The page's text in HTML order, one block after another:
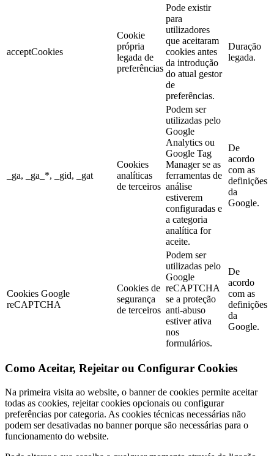
acceptCookies
Cookie
própria
legada de
preferências
Pode existir
para
utilizadores
que aceitaram
cookies antes
da introdução
do atual gestor
de
preferências.
Duração
legada.
_ga, _ga_*, _gid, _gat
Cookies
analíticas
de terceiros
Podem ser
utilizadas pelo
Google
Analytics ou
Google Tag
Manager se as
ferramentas de
análise
estiverem
configuradas e
a categoria
analítica for
aceite.
De
acordo
com as
definições
da
Google.
Cookies Google
reCAPTCHA
Cookies de
segurança
de terceiros
Podem ser
utilizadas pelo
Google
reCAPTCHA
se a proteção
anti-abuso
estiver ativa
nos
formulários.
De
acordo
com as
definições
da
Google.
Como Aceitar, Rejeitar ou Configurar Cookies
Na primeira visita ao website, o banner de cookies permite aceitar
todas as cookies, rejeitar cookies opcionais ou configurar
preferências por categoria. As cookies técnicas necessárias não
podem ser desativadas no banner porque são necessárias para o
funcionamento do website.